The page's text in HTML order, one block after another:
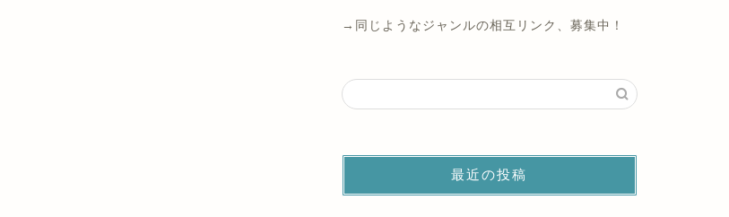
→同じようなジャンルの相互リンク、募集中！
最近の投稿